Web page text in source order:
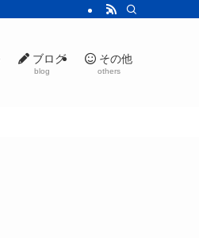
ブログ
blog
その他
others